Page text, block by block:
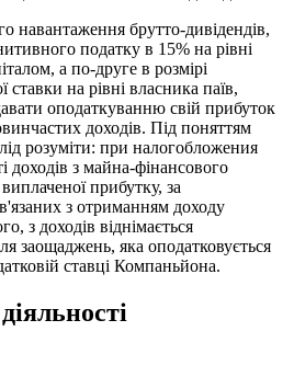
навантаження брутто-дивідендів,
податку в 15% на рівні
а по-друге в розмірі
ставки на рівні власника паїв,
оподаткуванню свій прибуток
доходів. Під поняттям
розуміти: при налогобложения
доходів з майна-фінансового
прибутку, за
з отриманням доходу
з доходів віднімається
заощаджень, яка оподатковується
ставці Компаньйона.